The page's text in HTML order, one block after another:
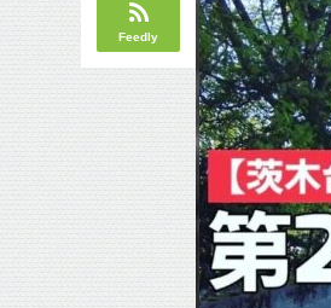
Feedly